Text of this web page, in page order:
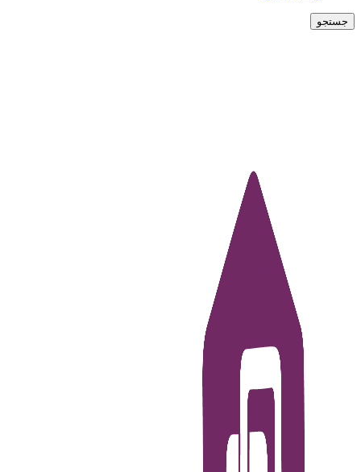
جستجو